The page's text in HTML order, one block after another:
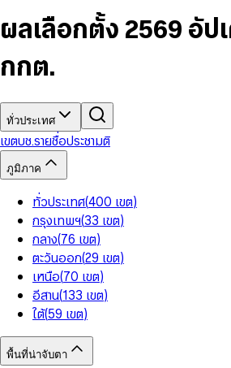
7
8
5
6
8
9
6
7
9
5
6
8
9
9
ผลเลือกตั้ง 2569 อัป
กกต.
ทั่วประเทศ
เขตบช.รายชื่อประชามติ
ภูมิภาค
ทั่วประเทศ(400 เขต)
กรุงเทพฯ(33 เขต)
กลาง(76 เขต)
ตะวันออก(29 เขต)
เหนือ(70 เขต)
อีสาน(133 เขต)
ใต้(59 เขต)
พื้นที่น่าจับตา